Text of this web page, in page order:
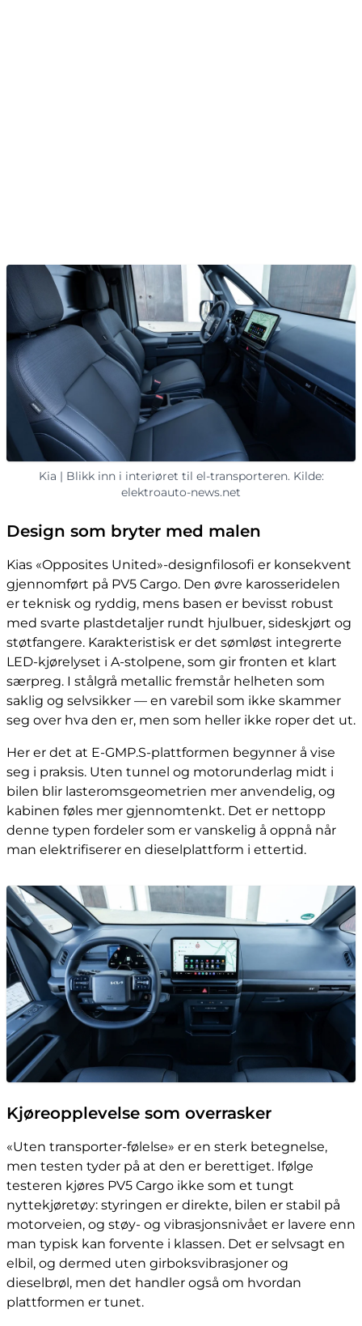
Kia | Blikk inn i interiøret til el-transporteren. Kilde:
elektroauto-news.net
Design som bryter med malen
Kias «Opposites United»-designfilosofi er konsekvent
gjennomført på PV5 Cargo. Den øvre karosseridelen
er teknisk og ryddig, mens basen er bevisst robust
med svarte plastdetaljer rundt hjulbuer, sideskjørt og
støtfangere. Karakteristisk er det sømløst integrerte
LED-kjørelyset i A-stolpene, som gir fronten et klart
særpreg. I stålgrå metallic fremstår helheten som
saklig og selvsikker — en varebil som ikke skammer
seg over hva den er, men som heller ikke roper det ut.
Her er det at E-GMP.S-plattformen begynner å vise
seg i praksis. Uten tunnel og motorunderlag midt i
bilen blir lasteromsgeometrien mer anvendelig, og
kabinen føles mer gjennomtenkt. Det er nettopp
denne typen fordeler som er vanskelig å oppnå når
man elektrifiserer en dieselplattform i ettertid.
Kjøreopplevelse som overrasker
«Uten transporter-følelse» er en sterk betegnelse,
men testen tyder på at den er berettiget. Ifølge
testeren kjøres PV5 Cargo ikke som et tungt
nyttekjøretøy: styringen er direkte, bilen er stabil på
motorveien, og støy- og vibrasjonsnivået er lavere enn
man typisk kan forvente i klassen. Det er selvsagt en
elbil, og dermed uten girboksvibrasjoner og
dieselbrøl, men det handler også om hvordan
plattformen er tunet.